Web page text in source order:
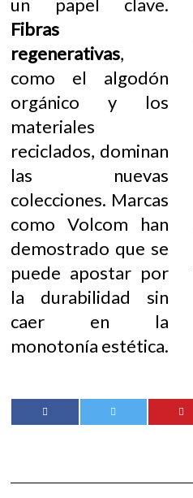
un papel clave.
Fibras
regenerativas,
como el algodón
orgánico y los
materiales
reciclados, dominan
las nuevas
colecciones. Marcas
como Volcom han
demostrado que se
puede apostar por
la durabilidad sin
caer en la
monotonía estética.